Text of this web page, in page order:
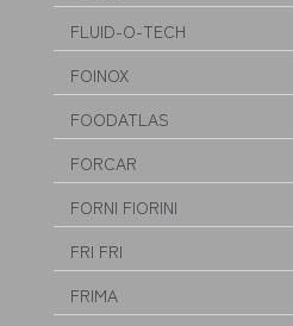
FLUID-O-TECH
FOINOX
FOODATLAS
FORCAR
FORNI FIORINI
FRI FRI
FRIMA